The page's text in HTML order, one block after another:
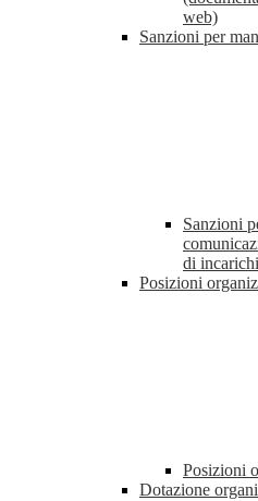
web)
Sanzioni per
Sanzioni
di
Posizioni
Posizioni
Dotazione